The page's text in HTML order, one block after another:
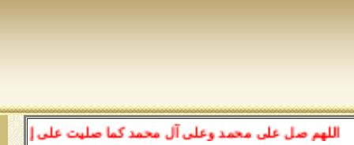
صل على محمد وعلى آل محمد كما صليت على إبراهيم